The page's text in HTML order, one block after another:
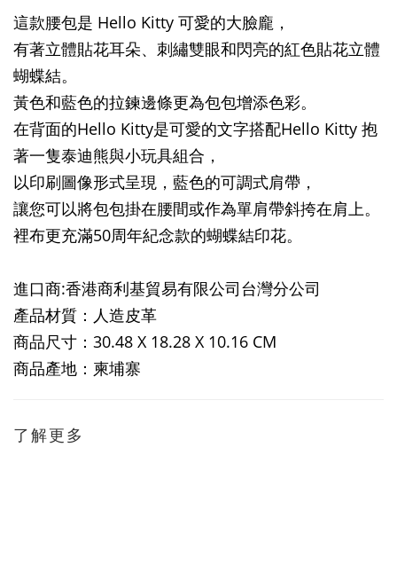
這款腰包是 Hello Kitty 可愛的大臉龐，
有著立體貼花耳朵、刺繡雙眼和閃亮的紅色貼花立體
蝴蝶結。
黃色和藍色的拉鍊邊條更為包包增添色彩。
在背面的Hello Kitty是可愛的文字搭配Hello Kitty 抱
著一隻泰迪熊與小玩具組合，
以印刷圖像形式呈現，藍色的可調式肩帶，
讓您可以將包包掛在腰間或作為單肩帶斜挎在肩上。
裡布更充滿50周年紀念款的蝴蝶結印花。
進口商:香港商利基貿易有限公司台灣分公司
產品材質：人造皮革
商品尺寸：30.48 X 18.28 X 10.16 CM
商品產地：柬埔寨
了解更多